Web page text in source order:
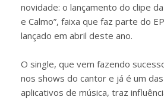
novidade: o lançamento do clipe
e Calmo”, faixa que faz parte do
lançado em abril deste ano.
O single, que vem fazendo
nos shows do cantor e já é um
aplicativos de música, traz